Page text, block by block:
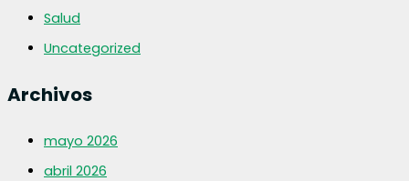
Salud
Uncategorized
Archivos
mayo 2026
abril 2026